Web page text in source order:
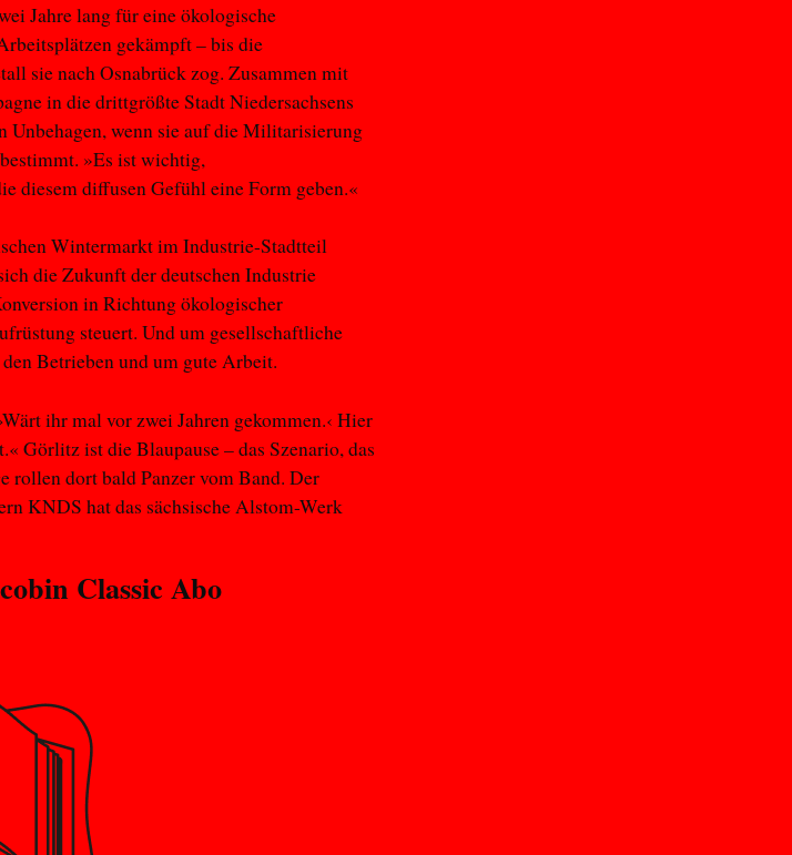
Jahre lang für eine ökologische
gekämpft – bis die
sie nach Osnabrück zog. Zusammen mit
in die drittgrößte Stadt Niedersachsens
Unbehagen, wenn sie auf die Militarisierung
»Es ist wichtig,
diesem diffusen Gefühl eine Form geben.«
Wintermarkt im Industrie-Stadtteil
die Zukunft der deutschen Industrie
in Richtung ökologischer
steuert. Und um gesellschaftliche
Betrieben und um gute Arbeit.
ihr mal vor zwei Jahren gekommen.‹ Hier
Görlitz ist die Blaupause – das Szenario, das
rollen dort bald Panzer vom Band. Der
KNDS hat das sächsische Alstom-Werk
Classic Abo